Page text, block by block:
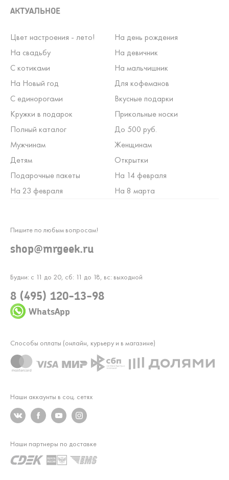
АКТУАЛЬНОЕ
Цвет настроения - лето!
На день рождения
На свадьбу
На девичник
С котиками
На мальчишник
На Новый год
Для кофеманов
С единорогами
Вкусные подарки
Кружки в подарок
Прикольные носки
Полный каталог
До 500 руб.
Мужчинам
Женщинам
Детям
Открытки
Подарочные пакеты
На 14 февраля
На 23 февраля
На 8 марта
Будни: с 11 до 20, сб: 11 до 18, вс: выходной
8 (495) 120-13-98
WhatsApp
Пишите по любым вопросам!
shop@mrgeek.ru
Наши аккаунты в соц. сетях
Способы оплаты (онлайн, курьеру и в магазине)
Наши партнеры по доставке